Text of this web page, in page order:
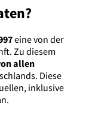
eine von der
Zu diesem
allen
Diese
inklusive